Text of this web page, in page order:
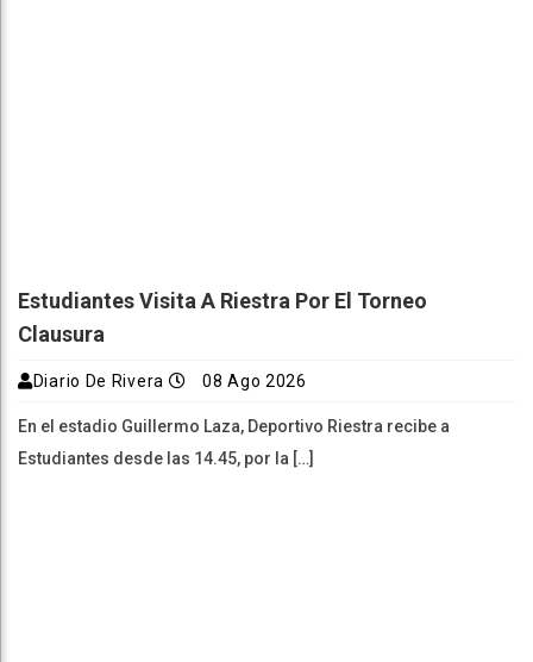
Estudiantes Visita A Riestra Por El Torneo
Clausura
Diario De Rivera 08 Ago 2026
En el estadio Guillermo Laza, Deportivo Riestra recibe a
Estudiantes desde las 14.45, por la […]